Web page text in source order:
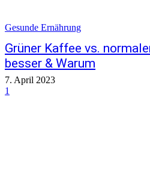
Gesunde Ernährung
Grüner Kaffee vs.
besser & Warum
7. April 2023
1